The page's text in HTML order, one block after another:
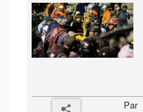
Par